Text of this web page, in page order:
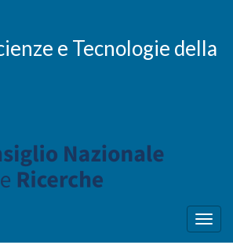
e Tecnologie della